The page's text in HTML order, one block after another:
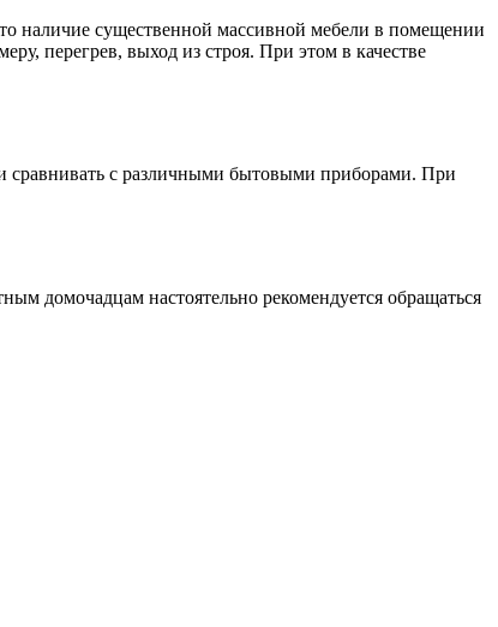
наличие существенной массивной мебели в помещении
перегрев, выход из строя. При этом в качестве
сравнивать с различными бытовыми приборами. При
домочадцам настоятельно рекомендуется обращаться